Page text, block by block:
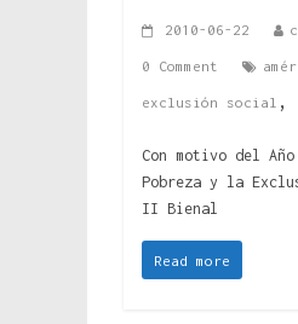
2010-06-22
0 Comment
exclusión social ,
Con motivo del
Pobreza y la
II Bienal
Read more